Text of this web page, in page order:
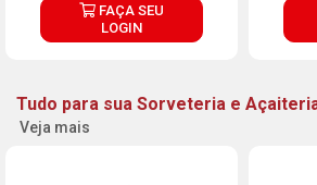
FAÇA SEU
LOGIN
Tudo para sua Sorveteria e
Veja mais